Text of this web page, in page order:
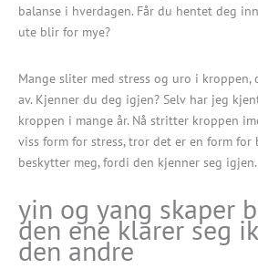
balanse i hverdagen. Får du hentet deg
ute blir for mye?
Mange sliter med stress og uro i kroppen,
av. Kjenner du deg igjen? Selv har jeg
kroppen i mange år. Nå stritter kroppen
viss form for stress, tror det er en form for
beskytter meg, fordi den kjenner seg igjen.
yin og yang skaper
den ene klarer seg
den andre